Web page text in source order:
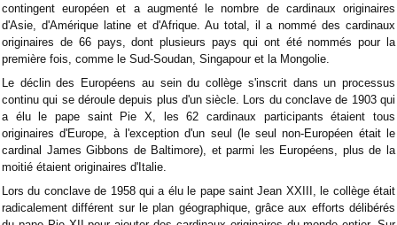
contingent européen et a augmenté le nombre de cardinaux originaires
d'Asie, d'Amérique latine et d'Afrique. Au total, il a nommé des cardinaux
originaires de 66 pays, dont plusieurs pays qui ont été nommés pour la
première fois, comme le Sud-Soudan, Singapour et la Mongolie.
Le déclin des Européens au sein du collège s'inscrit dans un processus
continu qui se déroule depuis plus d'un siècle. Lors du conclave de 1903 qui
a élu le pape saint Pie X, les 62 cardinaux participants étaient tous
originaires d'Europe, à l'exception d'un seul (le seul non-Européen était le
cardinal James Gibbons de Baltimore), et parmi les Européens, plus de la
moitié étaient originaires d'Italie.
Lors du conclave de 1958 qui a élu le pape saint Jean XXIII, le collège était
radicalement différent sur le plan géographique, grâce aux efforts délibérés